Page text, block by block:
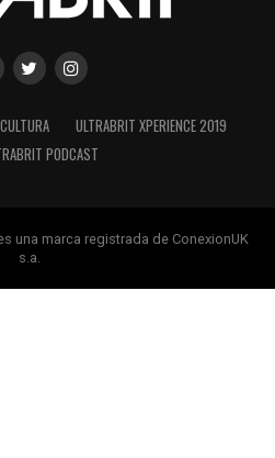
CULTURA
ULTRABRIT XPERIENCE 2019
PODCAST
una marca registrada de ConexionUK
s.a.